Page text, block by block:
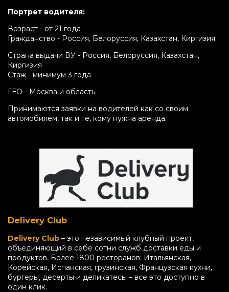
Портрет водителя:
Возраст - от 21 года
Гражданство - Россия, Белоруссия, Казахстан, Киргизия
Страна выдачи ВУ - Россия, Белоруссия, Казахстан,
Киргизия
Стаж - минимум 3 года
ГЕО - Москва и область.
Принимаются заявки на водителей как со своим
автомобилем, так и те, кому нужна аренда.
Delivery Club
Delivery Club – это независимый клубный проект,
объединяющий в себе сотни служб доставки еды и
продуктов. Более 1800 ресторанов: Итальянская,
Корейская, Испанская, грузинская, Французская кухни,
бургеры, десерты и деликатесы – все это доступно в
один клик.